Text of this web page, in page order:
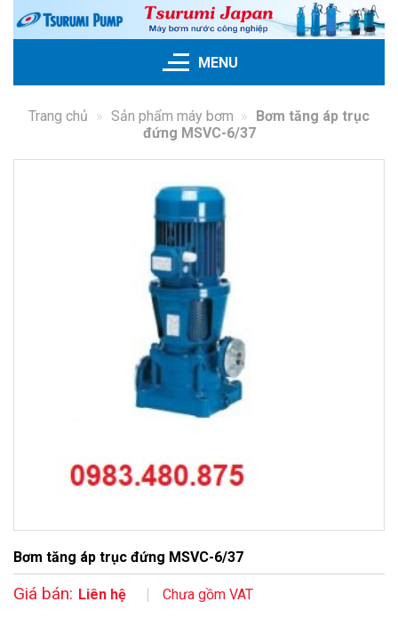
Skip
MENU
Trang chủ » Sản phẩm máy bơm » Bơm tăng áp trục
đứng MSVC-6/37
Bơm tăng áp trục đứng MSVC-6/37
Giá bán: Liên hệ Chưa gồm VAT